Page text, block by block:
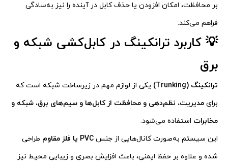
بر محافظت، امکان افزودن یا حذف کابل در آینده را نیز به‌سادگی
فراهم می‌کند.
💡 کاربرد ترانکینگ در کابل‌کشی شبکه و
برق
ترانکینگ (Trunking)
یکی از لوازم مهم در زیرساخت شبکه‌ است که
برای مدیریت، نظم‌دهی و محافظت از کابل‌ها و سیم‌های برق، شبکه و
مخابرات استفاده می‌شود.
این سیستم به‌صورت کانال‌هایی از جنس PVC یا فلز مقاوم
طراحی
شده و علاوه بر حفظ ایمنی، باعث افزایش بصری و زیبایی محیط نیز